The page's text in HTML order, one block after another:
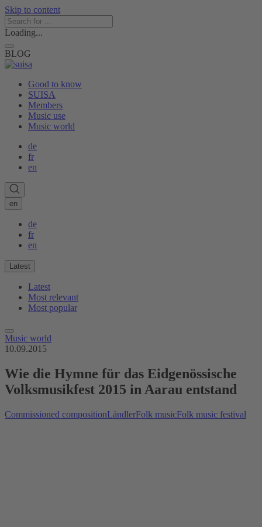
Skip to content
Loading...
BLOG
Good to know
SUISA
Members
Music use
Music world
de
fr
en
en
de
fr
en
Latest
Latest
Most relevant
Most popular
Music world
10.09.2015
Wie die Hymne für das Eidgenössische
Volksmusikfest 2015 in Aarau entstand
Commissioned compositionLändlerFolk musicFolk music festival